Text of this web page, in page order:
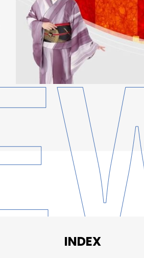
INDEX